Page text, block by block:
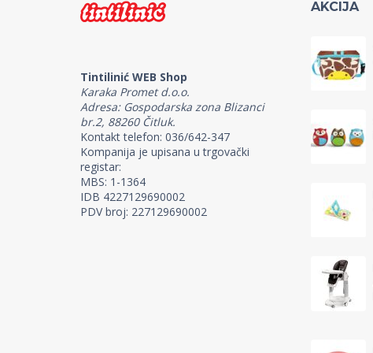
Tintilinić WEB Shop
Karaka Promet d.o.o.
Adresa: Gospodarska zona Blizanci
br.2, 88260 Čitluk.
Kontakt telefon: 036/642-347
Kompanija je upisana u trgovački
registar:
MBS: 1-1364
IDB 4227129690002
PDV broj: 227129690002
AKCIJA